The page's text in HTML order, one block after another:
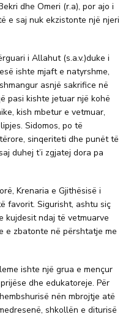
dhe Omeri (r.a), por ajo i
e saj nuk ekzistonte një njeri
i Allahut (s.a.v.)duke i
ishte mjaft e natyrshme,
asnjë sakrifice në
pasi kishte jetuar një kohë
kish mbetur e vetmuar,
Sidomos, po të
sinqeriteti dhe punët të
duhej t’i zgjatej dora pa
Krenaria e Gjithësisë i
favorit. Sigurisht, ashtu siç
kujdesit ndaj të vetmuarve
e zbatonte në përshtatje me
ishte një grua e mençur
dhe edukatoreje. Për
nën mbrojtje atë
shkollën e diturisë